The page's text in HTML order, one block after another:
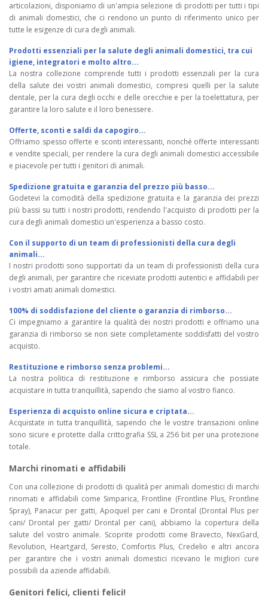
articolazioni, disponiamo di un'ampia selezione di prodotti per tutti i tipi
di animali domestici, che ci rendono un punto di riferimento unico per
tutte le esigenze di cura degli animali.
Prodotti essenziali per la salute degli animali domestici, tra cui
igiene, integratori e molto altro...
La nostra collezione comprende tutti i prodotti essenziali per la cura
della salute dei vostri animali domestici, compresi quelli per la salute
dentale, per la cura degli occhi e delle orecchie e per la toelettatura, per
garantire la loro salute e il loro benessere.
Offerte, sconti e saldi da capogiro...
Offriamo spesso offerte e sconti interessanti, nonché offerte interessanti
e vendite speciali, per rendere la cura degli animali domestici accessibile
e piacevole per tutti i genitori di animali.
Spedizione gratuita e garanzia del prezzo più basso...
Godetevi la comodità della spedizione gratuita e la garanzia dei prezzi
più bassi su tutti i nostri prodotti, rendendo l'acquisto di prodotti per la
cura degli animali domestici un'esperienza a basso costo.
Con il supporto di un team di professionisti della cura degli
animali...
I nostri prodotti sono supportati da un team di professionisti della cura
degli animali, per garantire che riceviate prodotti autentici e affidabili per
i vostri amati animali domestici.
100% di soddisfazione del cliente o garanzia di rimborso...
Ci impegniamo a garantire la qualità dei nostri prodotti e offriamo una
garanzia di rimborso se non siete completamente soddisfatti del vostro
acquisto.
Restituzione e rimborso senza problemi...
La nostra politica di restituzione e rimborso assicura che possiate
acquistare in tutta tranquillità, sapendo che siamo al vostro fianco.
Esperienza di acquisto online sicura e criptata...
Acquistate in tutta tranquillità, sapendo che le vostre transazioni online
sono sicure e protette dalla crittografia SSL a 256 bit per una protezione
totale.
Marchi rinomati e affidabili
Con una collezione di prodotti di qualità per animali domestici di marchi
rinomati e affidabili come Simparica, Frontline (Frontline Plus, Frontline
Spray), Panacur per gatti, Apoquel per cani e Drontal (Drontal Plus per
cani/ Drontal per gatti/ Drontal per cani), abbiamo la copertura della
salute del vostro animale. Scoprite prodotti come Bravecto, NexGard,
Revolution, Heartgard, Seresto, Comfortis Plus, Credelio e altri ancora
per garantire che i vostri animali domestici ricevano le migliori cure
possibili da aziende affidabili.
Genitori felici, clienti felici!